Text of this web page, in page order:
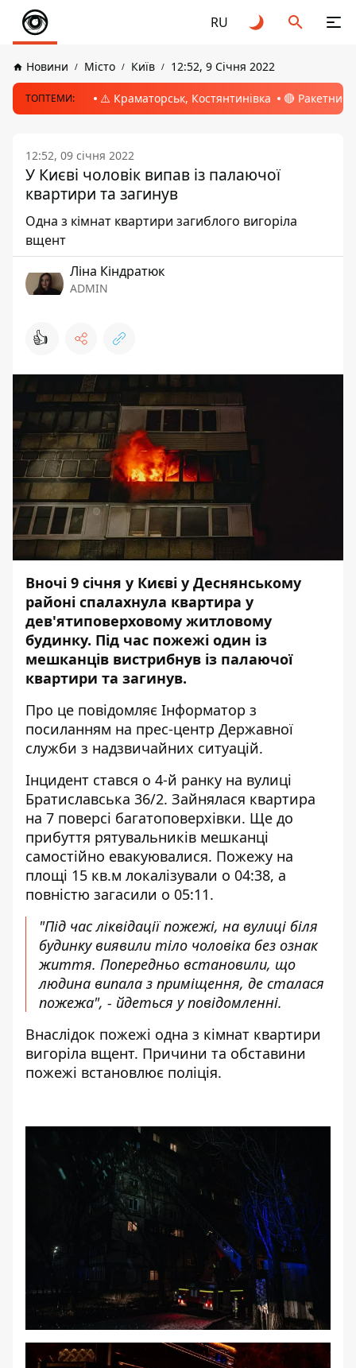
RU
Новини Місто Київ 12:52, 9 Січня 2022
ТОПТЕМИ: ⚠️ Краматорськ, Костянтинівка 🔴 Ракетний
12:52, 09 січня 2022
У Києві чоловік випав із палаючої
квартири та загинув
Одна з кімнат квартири загиблого вигоріла
вщент
Ліна Кіндратюк
ADMIN
👍
Вночі 9 січня у Києві у Деснянському
районі спалахнула квартира у
дев'ятиповерховому житловому
будинку. Під час пожежі один із
мешканців вистрибнув із палаючої
квартири та загинув.
Про це повідомляє Інформатор з
посиланням на прес-центр Державної
служби з надзвичайних ситуацій.
Інцидент стався о 4-й ранку на вулиці
Братиславська 36/2. Зайнялася квартира
на 7 поверсі багатоповерхівки. Ще до
прибуття рятувальників мешканці
самостійно евакуювалися. Пожежу на
площі 15 кв.м локалізували о 04:38, а
повністю загасили о 05:11.
"Під час ліквідації пожежі, на вулиці біля
будинку виявили тіло чоловіка без ознак
життя. Попередньо встановили, що
людина випала з приміщення, де сталася
пожежа", - йдеться у повідомленні.
Внаслідок пожежі одна з кімнат квартири
вигоріла вщент. Причини та обставини
пожежі встановлює поліція.